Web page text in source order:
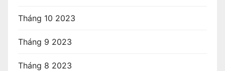
Tháng 10 2023
Tháng 9 2023
Tháng 8 2023